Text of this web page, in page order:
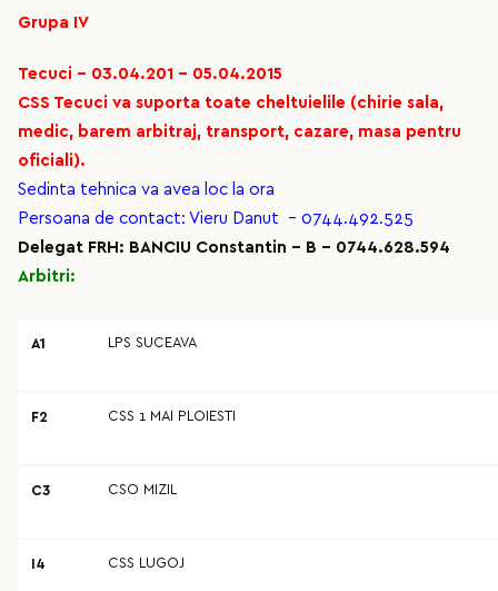
Grupa IV
Tecuci - 03.04.201 - 05.04.2015
CSS Tecuci va suporta toate cheltuielile (chirie sala,
medic, barem arbitraj, transport, cazare, masa pentru
oficiali).
Sedinta tehnica va avea loc la ora
Persoana de contact: Vieru Danut - 0744.492.525
Delegat FRH: BANCIU Constantin - B - 0744.628.594
Arbitri:
A1 LPS SUCEAVA
F2 CSS 1 MAI PLOIESTI
C3 CSO MIZIL
I4 CSS LUGOJ